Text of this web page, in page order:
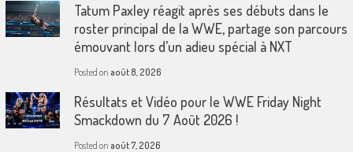
Tatum Paxley réagit après ses débuts dans le
roster principal de la WWE, partage son parcours
émouvant lors d’un adieu spécial à NXT
Posted on août 8, 2026
Résultats et Vidéo pour le WWE Friday Night
Smackdown du 7 Août 2026 !
Posted on août 7, 2026